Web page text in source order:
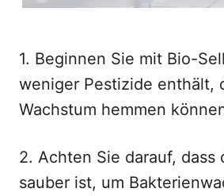
1. Beginnen Sie mit Bio-
weniger Pestizide enthält,
Wachstum hemmen
2. Achten Sie darauf, dass
sauber ist, um